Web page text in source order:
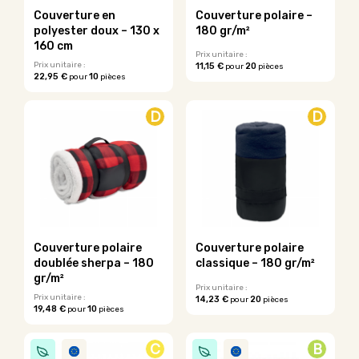
Couverture en
polyester doux – 130 x
160 cm
Prix unitaire :
22,95 € pour10 pièces
variations.
options
peuvent
sur
la
page
du
produit
Couverture polaire –
180 gr/m²
Prix unitaire :
11,15 €pour20pièces
plusieurs
variations.
peuvent
la
page
produit
D
Couverture polaire
doublée sherpa – 180
gr/m²
Prix unitaire :
19,48 € pour10 pièces
produit
a
D
Couverture polaire
classique – 180 gr/m²
Prix unitaire :
14,23 €pour20pièces
C B